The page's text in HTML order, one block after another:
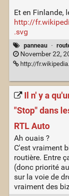
Et en Finlande,
http://
.svg
panneau ·
November 22,
http://fr.wikipedia.org/wiki/
Il n' y a
"Stop" dans
RTL Auto
Ah ouais ?
C'est vraiment
routière. Entre
(donc priorité
sur la voie de
vraiment des